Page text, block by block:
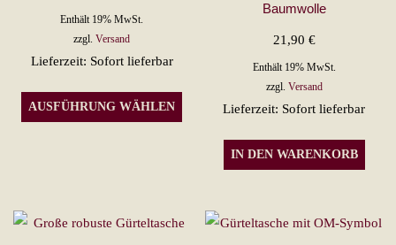
Enthält 19% MwSt.
zzgl.Versand
Lieferzeit: Sofort lieferbar
AUSFÜHRUNG WÄHLEN
Dieses
Produkt
mehrere
Baumwolle
21,90 €
Enthält 19% MwSt.
zzgl. Versand
Lieferzeit: Sofort lieferbar
IN DEN WARENKORB